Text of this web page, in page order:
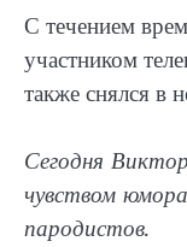
С течением
участником
также снялся в
Сегодня
чувством
пародистов.